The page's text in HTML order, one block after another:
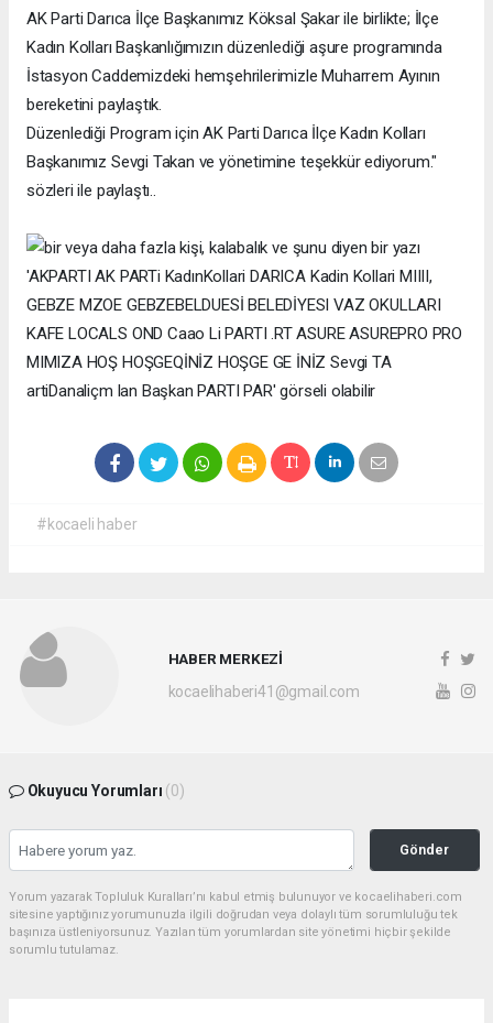
AK Parti Darıca İlçe Başkanımız Köksal Şakar ile birlikte; İlçe
Kadın Kolları Başkanlığımızın düzenlediği aşure programında
İstasyon Caddemizdeki hemşehrilerimizle Muharrem Ayının
bereketini paylaştık.
Düzenlediği Program için AK Parti Darıca İlçe Kadın Kolları
Başkanımız Sevgi Takan ve yönetimine teşekkür ediyorum."
sözleri ile paylaştı..
#kocaeli haber
HABER MERKEZİ
kocaelihaberi41@gmail.com
Okuyucu Yorumları (0)
Gönder
Yorum yazarak Topluluk Kuralları’nı kabul etmiş bulunuyor ve kocaelihaberi.com
sitesine yaptığınız yorumunuzla ilgili doğrudan veya dolaylı tüm sorumluluğu tek
başınıza üstleniyorsunuz. Yazılan tüm yorumlardan site yönetimi hiçbir şekilde
sorumlu tutulamaz.